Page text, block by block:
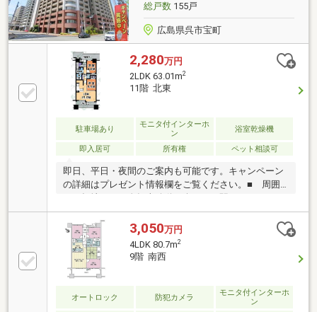
総戸数155戸
広島県呉市宝町
2,280万円
2LDK 63.01m2
11階 北東
駐車場あり
モニタ付インターホ
ン
浴室乾燥機
即入居可 所有権 ペット相談可
即日、平日・夜間のご案内も可能です。キャンペーン
の詳細はプレゼント情報欄をご覧ください。■ 周囲
コンビニ等、利便施設が徒歩圏内なので、なにかと便
利に生活できます。■ シューズクロークがあるの
で、大量の靴はもちろん、ゴルフバッグ等の置き場に
も困りません。■ サイズ等によりペット飼育可で
す。■ 全室フローリングで便利で衛生的。【支払
例】 借入金額 2，280万円 の場合■ 支払金額
月額 63，567円（ボーナス払いなし）※ 金利
0.925%（変動） 期間35年の場合（ 別途、購入時の諸
3,050万円
4LDK 80.7m2
9階 南西
オートロック 防犯カメラ
モニタ付インターホ
ン